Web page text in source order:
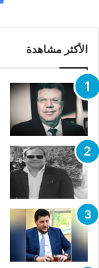
الأكثر مشاهدة